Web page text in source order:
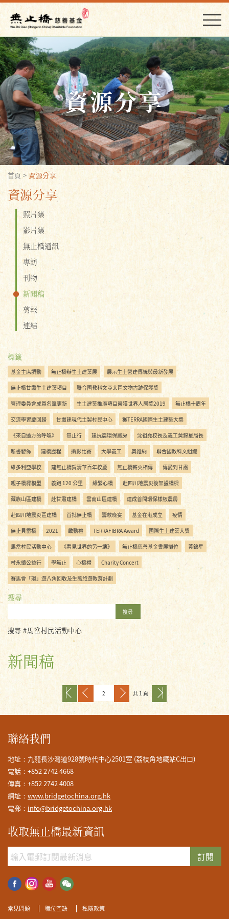
資源分享
首頁 >資源分享
資源分享
照片集
影片集
無止橋通訊
專訪
刊物
新聞稿
剪報
連結
標籤
基金主席調動 無止橋辦生土建築展 展示生土營建傳統與最新發展
無止橋甘肅生土建築項目 聯合國教科文亞太區文物古跡保護獎
管理委員會成員名單更新 生土建築推廣項目榮獲世界人居獎2019 無止橋十周年
交流學習慶回歸 甘肅建現代土製村民中心 獲TERRA國際生土建築大獎
《來自遠方的呼喚》 無止行 建抗震環保農房 沈祖堯校長及義工黃錦星局長
新書發佈 建橋歷程 攝影比賽 大學義工 奧雅納 聯合國教科文組織
維多利亞學校 建無止橋賀清華百年校慶 無止橋薪火相傳 傳愛到甘肅
親子橋樑模型 義跑 120 公里 緣繫心橋 赴四川地震災後架設橋樑
藏族山區建橋 赴甘肅建橋 雲南山區建橋 建成首間環保樣板農房
赴四川地震災區建橋 首批無止橋 籌款晚宴 基金在港成立 疫情
無止貝雷橋 2021 啟動禮 TERRAFIBRA Award 國際生土建築大獎
馬岔村民活動中心 《看見世界的另一端》 無止橋慈善基金書展攤位 黃錦星
村永續公益行 學無止 心橋禮 Charity Concert
賽馬會「環」遊八角回收及生態旅遊教育計劃
搜尋
搜尋
搜尋 #馬岔村民活動中心
新聞稿
共 1 頁
聯絡我們
地址：九龍長沙灣道928號時代中心2501室 (荔枝角地鐵站C出口)
電話：+852 2742 4668
傳真：+852 2742 4008
網址： www.bridgetochina.org.hk
電郵： info@bridgetochina.org.hk
收取無止橋最新資訊
訂閱
常見問題 職位空缺 私隱政策